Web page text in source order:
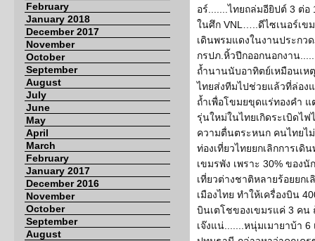
February
January 2018
December 2017
November
October
September
August
July
June
May
April
March
February
January 2017
December 2016
November
October
September
August
อร์.......ไทยถล่มอียิปต์ 3 ต่
ในศึก VNL…..ดีไซเนอร์เข
เดินพรมแดงในงานประกว
กรปภ.หิ้วปีกออกนอกงาน
ถ้ำนานนับอาทิตย์เหมือนเ
ไทยส่งทีมไปช่วยแล้วที่ล่อง
ถ้ำเพื่อโขมยขุดแร่ทองคำ
รุ่นใหม่ในไทยเกิดระเบิดไ
ความตื่นตระหนก คนไทยไ
ท่องเที่ยวไทยยกเลิกการเดิ
เขมรพัง เพราะ 30% ของ
เที่ยวต่างชาติหลายร้อยยก
เมืองไทย ทำให้เครื่องบิน
บินเตโชของเขมรแค่ 3 คน
เจ๊งแน่.......หนุ่มเมายาบ้า